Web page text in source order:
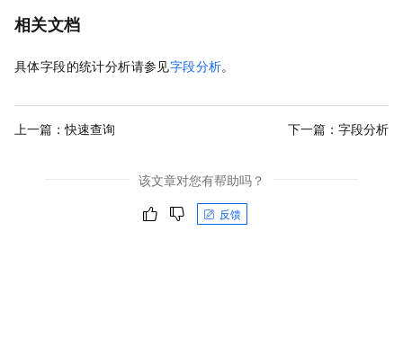
相关文档
具体字段的统计分析请参见字段分析。
上一篇：快速查询 下一篇： 字段分析
该文章对您有帮助吗？
反馈